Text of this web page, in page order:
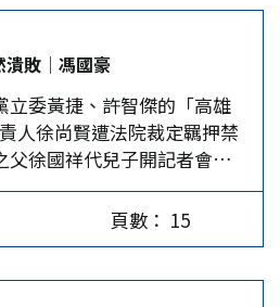
德仍回應「可以上街遊行，
不是獨裁國家」，凸顯台灣
與行動自由，而賴政府卻不
賴清德在黨內肅清鄭文
搜查國民黨地方黨部；賴清
民意抹紅，已激起民眾自
民調顯示，賴清德執政有
先47.1％的滿意，不信任度
鐵粉支持力度，法律奈何？
上爬，2024年以四成鐵粉選
南，面對全台及國際局
不甘受立法院多數黨的監督
立法院通過的法案；兼任民
黨團杯葛院會和議事協商，
嚴重耽擱了照顧人民的政
的人理應承擔整合者、溝
家原來台灣人的中國基因，
。 賴清德奉送台積電，以
獨，結果川普總統一句：
，讓賴清德趕緊改口對日媒
抗轉為對話，封鎖轉為交
錯亂，以為賴清德成了國台
是大陸對台機構每年都會提
賴清德在520就職周年前夕
潰敗│馮國豪
立委黃捷、許智傑的「高雄
人徐尚賢遭法院裁定羈押禁
父徐國祥代兒子開記者會，
」解散。雖然「雙罷劫」團
，並質疑「幕後黑手正在窮
瓦解罷綠團體」，但罷綠團
頁數： 15